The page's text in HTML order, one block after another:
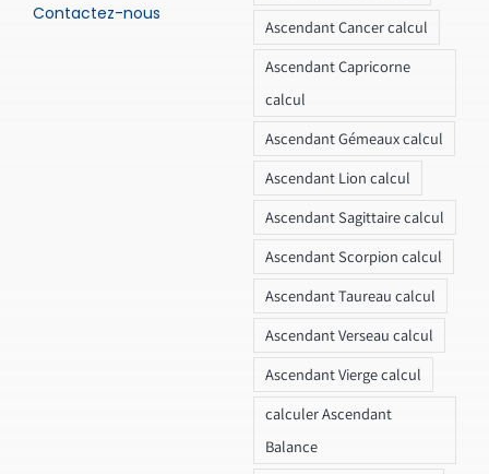
Contactez-nous
Ascendant Cancer calcul
Ascendant Capricorne
calcul
Ascendant Gémeaux calcul
Ascendant Lion calcul
Ascendant Sagittaire calcul
Ascendant Scorpion calcul
Ascendant Taureau calcul
Ascendant Verseau calcul
Ascendant Vierge calcul
calculer Ascendant
Balance